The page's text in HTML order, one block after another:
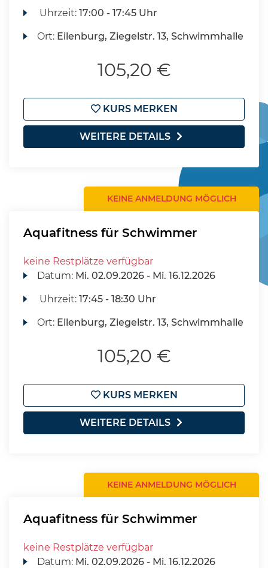
Uhrzeit:17:00 - 17:45 Uhr
Ort: Eilenburg, Ziegelstr. 13, Schwimmhalle
105,20 €
KURS MERKEN
WEITERE DETAILS
KEINE ANMELDUNG MÖGLICH
Aquafitness für Schwimmer
keine Restplätze verfügbar
Datum: Mi. 02.09.2026 - Mi. 16.12.2026
Uhrzeit:17:45 - 18:30 Uhr
Ort: Eilenburg, Ziegelstr. 13, Schwimmhalle
105,20 €
KURS MERKEN
WEITERE DETAILS
KEINE ANMELDUNG MÖGLICH
Aquafitness für Schwimmer
keine Restplätze verfügbar
Datum: Mi. 02.09.2026 - Mi. 16.12.2026